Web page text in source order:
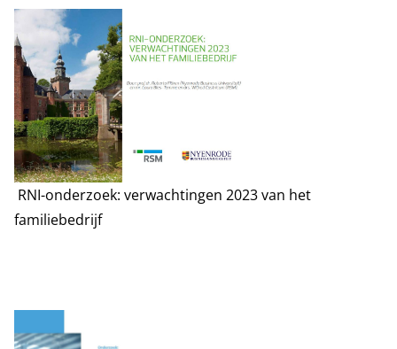
RNI-onderzoek: verwachtingen 2023 van het
familiebedrijf